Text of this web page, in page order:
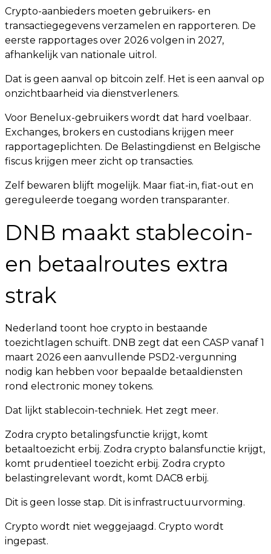
Crypto-aanbieders moeten gebruikers- en
transactiegegevens verzamelen en rapporteren. De
eerste rapportages over 2026 volgen in 2027,
afhankelijk van nationale uitrol.
Dat is geen aanval op bitcoin zelf. Het is een aanval op
onzichtbaarheid via dienstverleners.
Voor Benelux-gebruikers wordt dat hard voelbaar.
Exchanges, brokers en custodians krijgen meer
rapportageplichten. De Belastingdienst en Belgische
fiscus krijgen meer zicht op transacties.
Zelf bewaren blijft mogelijk. Maar fiat-in, fiat-out en
gereguleerde toegang worden transparanter.
DNB maakt stablecoin-
en betaalroutes extra
strak
Nederland toont hoe crypto in bestaande
toezichtlagen schuift. DNB zegt dat een CASP vanaf 1
maart 2026 een aanvullende PSD2-vergunning
nodig kan hebben voor bepaalde betaaldiensten
rond electronic money tokens.
Dat lijkt stablecoin-techniek. Het zegt meer.
Zodra crypto betalingsfunctie krijgt, komt
betaaltoezicht erbij. Zodra crypto balansfunctie krijgt,
komt prudentieel toezicht erbij. Zodra crypto
belastingrelevant wordt, komt DAC8 erbij.
Dit is geen losse stap. Dit is infrastructuurvorming.
Crypto wordt niet weggejaagd. Crypto wordt
ingepast.